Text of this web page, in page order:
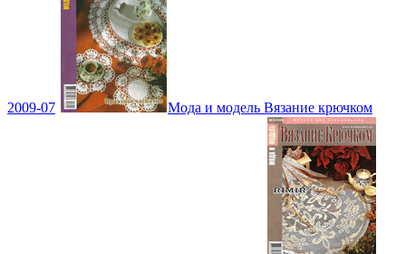
2009-07 Мода и модель Вязание крючком